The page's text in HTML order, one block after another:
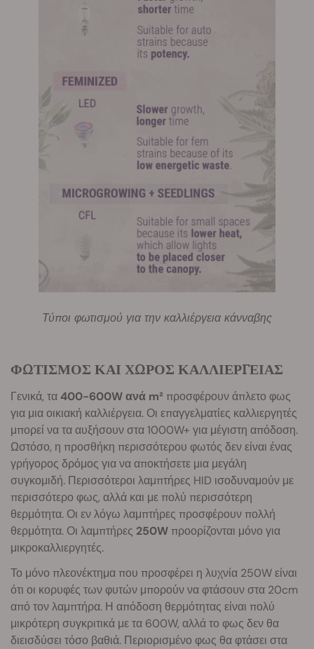
Τύποι φωτισμού για την καλλιέργεια κάνναβης
ΦΩΤΙΣΜΟΣ ΚΑΙ ΧΩΡΟΣ ΚΑΛΛΙΕΡΓΕΙΑΣ
Γενικά, τα 400-600W ανά m² προσφέρουν άπλετο φως
για μια οικιακή καλλιέργεια. Οι επαγγελματίες καλλιεργητές
μπορεί να τα αυξήσουν στα 1000W+ για μέγιστη απόδοση.
Ωστόσο, η προσθήκη περισσότερου φωτός δεν είναι ένας
γρήγορος δρόμος για να αποκτήσετε μια μεγάλη
συγκομιδή. Περισσότεροι λαμπτήρες HID ισοδυναμούν με
περισσότερο φως, αλλά και με πολύ περισσότερη
θερμότητα. Οι εν λόγω λαμπτήρες προσφέρουν πολλή
θερμότητα. Οι λαμπτήρες 250W προορίζονται μόνο για
μικροκαλλιεργητές.
Το μόνο πλεονέκτημα που προσφέρει η λυχνία 250W είναι
ότι οι κορυφές των φυτών μπορούν να φτάσουν στα 20cm
από τον λαμπτήρα. Η απόδοση θερμότητας είναι πολύ
μικρότερη συγκριτικά με τα 600W, αλλά το φως δεν θα
διεισδύσει τόσο βαθιά. Περιορισμένο φως θα φτάσει στα